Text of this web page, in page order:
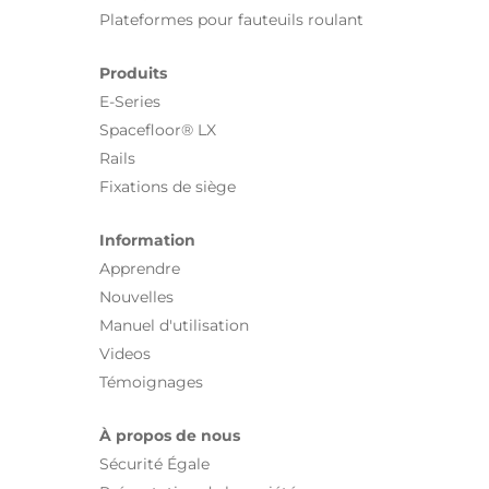
Narellan
Narellan
North Albury
North Geelong
Port Macquarie
Queanbeyan
Richmond
Plateformes pour fauteuils roulant
Produits
E-Series
Spacefloor® LX
Rails
Fixations de siège
Information
Apprendre
Nouvelles
Manuel d'utilisation
Videos
Témoignages
À propos de nous
Sécurité Égale